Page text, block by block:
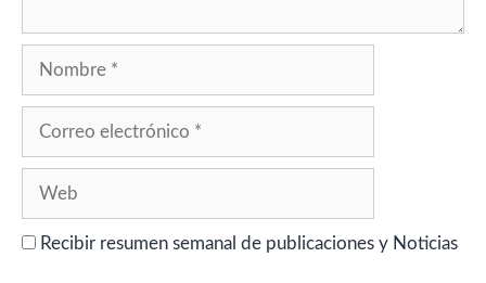
Recibir resumen semanal de publicaciones y Noticias